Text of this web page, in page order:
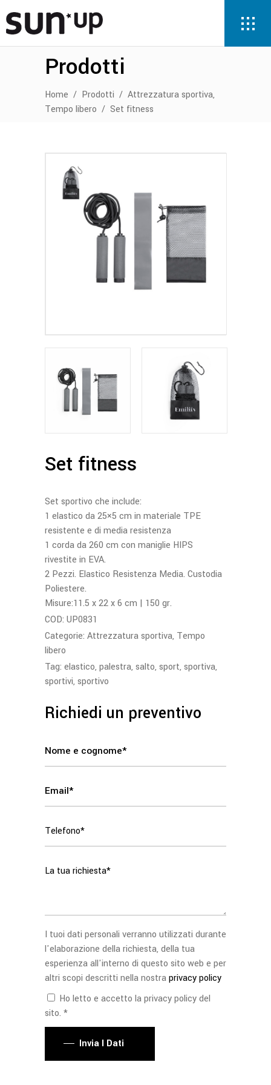
Prodotti
Home / Prodotti / Attrezzatura sportiva,
Tempo libero / Set fitness
Set fitness
Set sportivo che include:
1 elastico da 25×5 cm in materiale TPE
resistente e di media resistenza
1 corda da 260 cm con maniglie HIPS
rivestite in EVA.
2 Pezzi. Elastico Resistenza Media. Custodia
Poliestere.
Misure:11.5 x 22 x 6 cm | 150 gr.
COD: UP0831
Categorie: Attrezzatura sportiva, Tempo
libero
Tag: elastico, palestra, salto, sport, sportiva,
sportivi, sportivo
Richiedi un preventivo
I tuoi dati personali verranno utilizzati durante
l'elaborazione della richiesta, della tua
esperienza all'interno di questo sito web e per
altri scopi descritti nella nostraprivacy policy
Ho letto e accetto la privacy policy del
sito. *
Invia I Dati